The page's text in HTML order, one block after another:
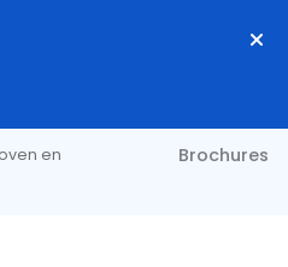
en
Brochures